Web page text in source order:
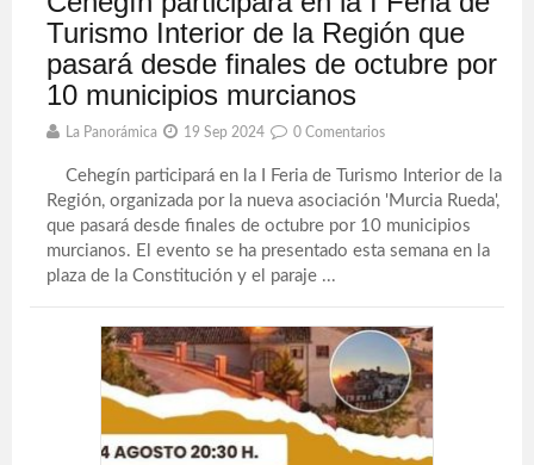
Turismo Interior de la Región que
pasará desde finales de octubre por
10 municipios murcianos
La Panorámica 19 Sep 2024 0 Comentarios
Cehegín participará en la I Feria de Turismo Interior de la
Región, organizada por la nueva asociación 'Murcia Rueda',
que pasará desde finales de octubre por 10 municipios
murcianos. El evento se ha presentado esta semana en la
plaza de la Constitución y el paraje ...